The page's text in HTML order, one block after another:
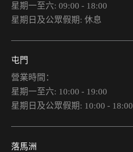
星期一至六: 09:00 - 18:00
星期日及公眾假期: 休息
屯門
營業時間：
星期一至六: 10:00 - 19:00
星期日及公眾假期: 10:00 - 18:00
落馬洲